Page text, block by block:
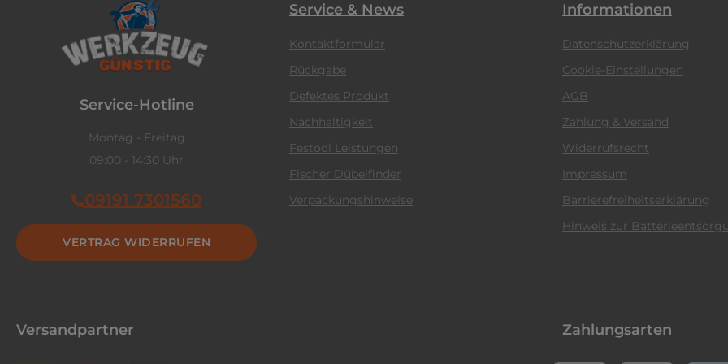
Service-Hotline
Montag - Freitag
09:00 - 14:30 Uhr
09191 7301560
VERTRAG WIDERRUFEN
Service & News
Kontaktformular
Rückgabe
Defektes Produkt
Nachhaltigkeit
Festool Leistungen
Fischer Dübelfinder
Verpackungshinweise
Informationen
Datenschutzerklärung
Cookie-Einstellungen
AGB
Zahlung & Versand
Widerrufsrecht
Impressum
Barrierefreiheitserklärung
Hinweis zur
Versandpartner Zahlungsarten